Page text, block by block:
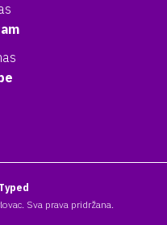
Typed
Sva prava pridržana.